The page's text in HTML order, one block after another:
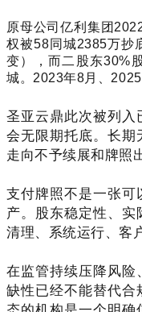
原母公司亿利集团
权被58同城2385万抄
变），而二股东30%
城。 2023年8月、 2025
圣亚云鼎此次被列入
会无限期托底。长
走向不予续展和牌照
支付牌照不是一张可
产。股东稳定性、
清理、系统运行、客
在监管持续压降风
缺性已经不能替代合